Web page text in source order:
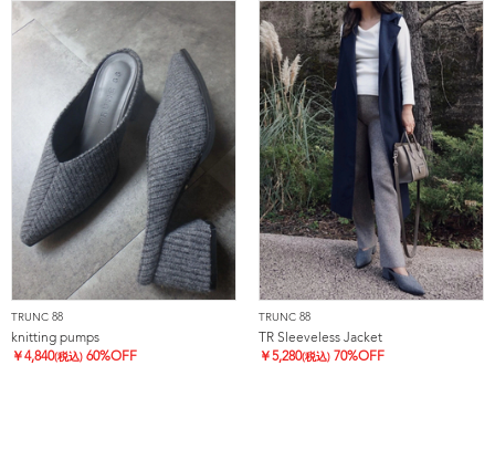
TRUNC 88
knitting pumps
￥4,840(税込) 60%OFF
TRUNC 88
TR Sleeveless Jacket
￥5,280(税込) 70%OFF